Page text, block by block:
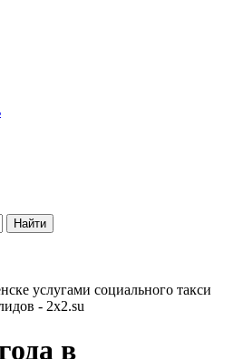
Найти
услугами социального такси
- 2x2.su
в